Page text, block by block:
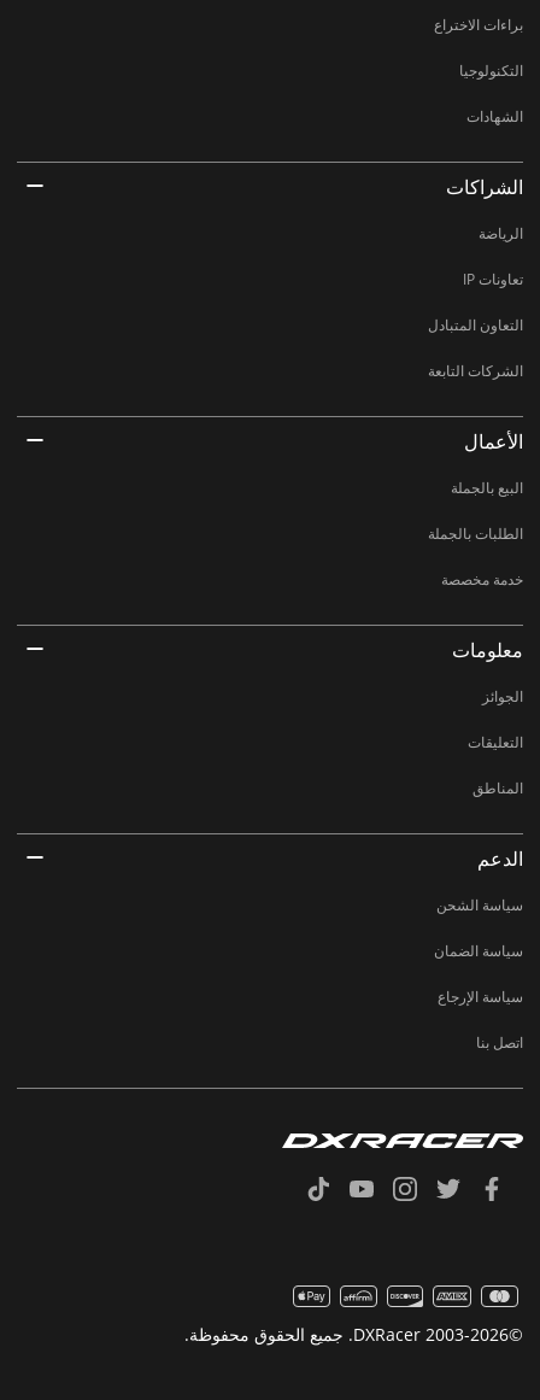
براءات الاختراع
التكنولوجيا
الشهادات
الشراكات
الرياضة
تعاونات IP
التعاون المتبادل
الشركات التابعة
الأعمال
البيع بالجملة
الطلبات بالجملة
خدمة مخصصة
معلومات
الجوائز
التعليقات
المناطق
الدعم
سياسة الشحن
سياسة الضمان
سياسة الإرجاع
اتصل بنا
©2003-2026 DXRacer. جميع الحقوق محفوظة.